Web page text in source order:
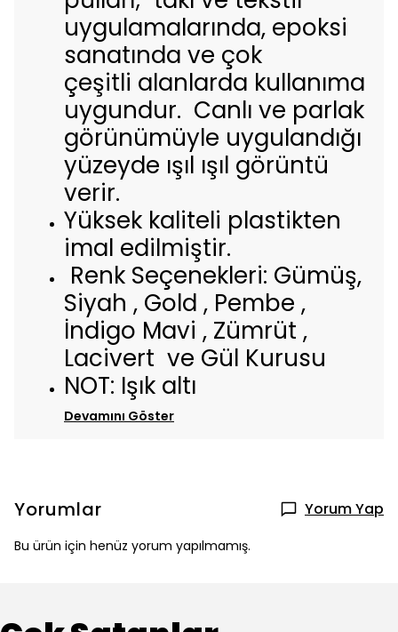
uygulamalarında, epoksi
sanatında ve çok
çeşitli alanlarda kullanıma
uygundur. Canlı ve parlak
görünümüyle uygulandığı
yüzeyde ışıl ışıl görüntü
verir.
Yüksek kaliteli plastikten
imal edilmiştir.
Renk Seçenekleri: Gümüş,
Siyah , Gold , Pembe ,
İndigo Mavi , Zümrüt ,
Lacivert ve Gül Kurusu
NOT: Işık altı
Devamını Göster
Yorumlar Yorum Yap
Bu ürün için henüz yorum yapılmamış.